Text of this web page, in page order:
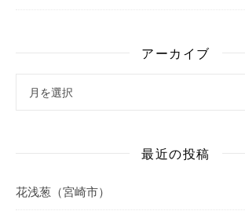
アーカイブ
最近の投稿
花浅葱（宮崎市）